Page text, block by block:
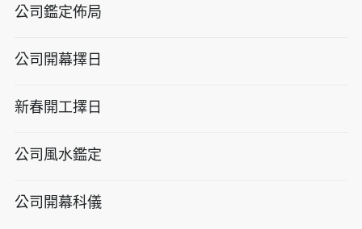
公司鑑定佈局
公司開幕擇日
新春開工擇日
公司風水鑑定
公司開幕科儀